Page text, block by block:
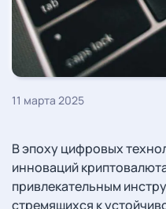
11 марта 2025
В эпоху цифровых
инноваций
привлекательным
стремящихся к